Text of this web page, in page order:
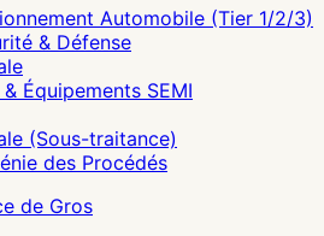
Automobile (Tier 1/2/3)
& Défense
Équipements SEMI
(Sous-traitance)
des Procédés
de Gros